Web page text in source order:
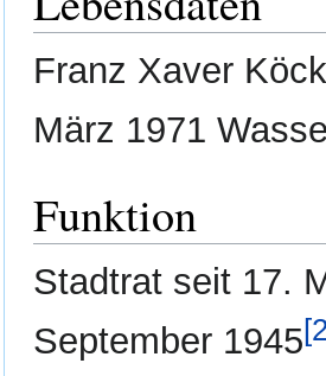
Franz Xaver
März 1971
Funktion
Stadtrat seit 17.
September 1945